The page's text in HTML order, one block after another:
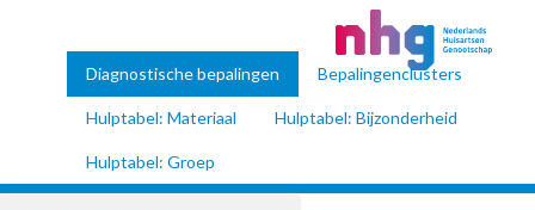
Diagnostische bepalingen Bepalingenclusters
Hulptabel: Materiaal Hulptabel: Bijzonderheid
Hulptabel: Groep